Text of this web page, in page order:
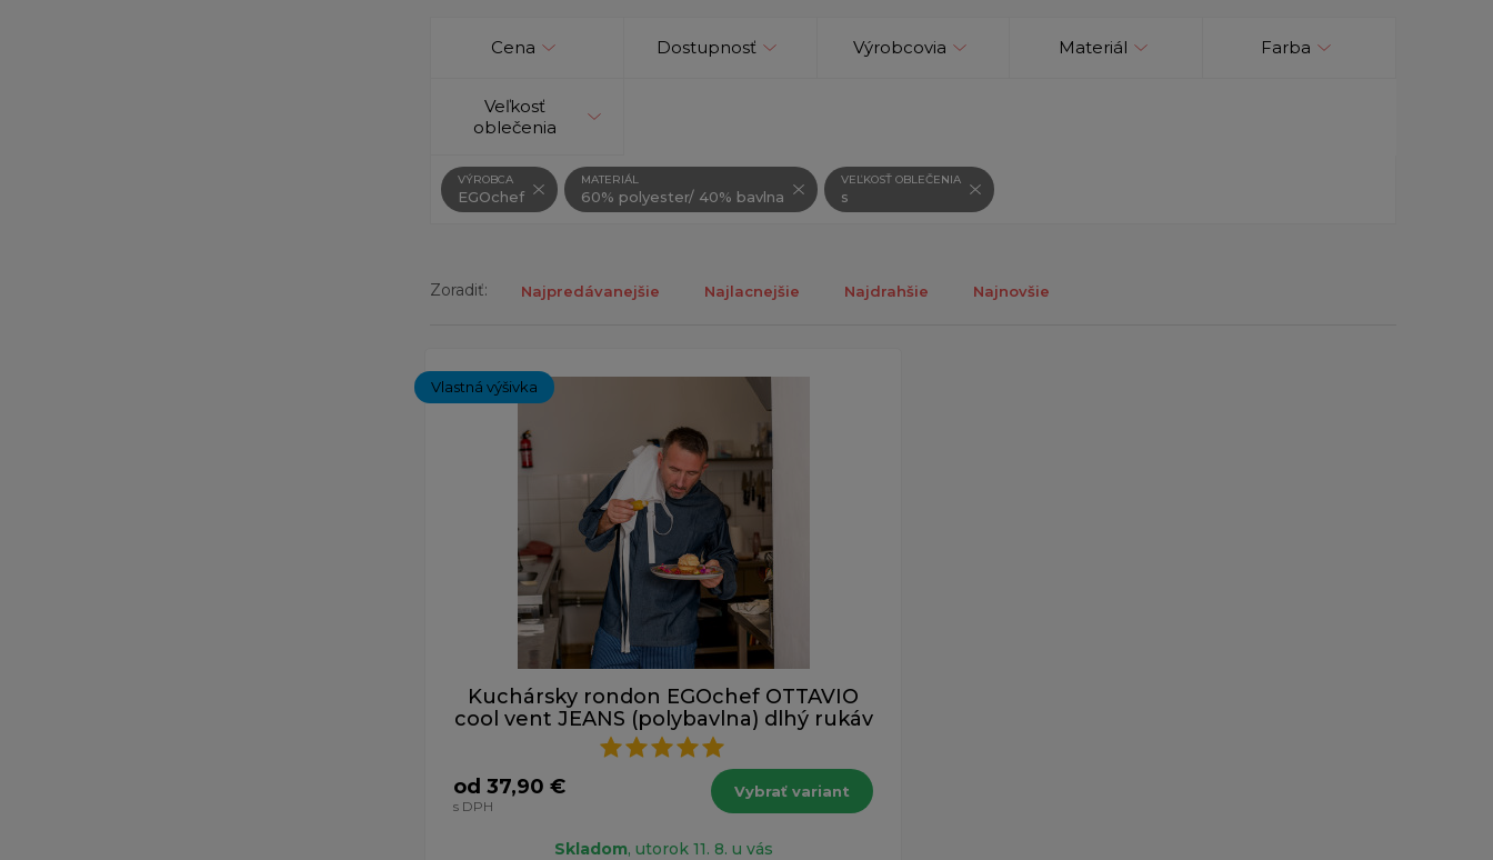
Cena Dostupnosť Výrobcovia Materiál Farba
Veľkosť
oblečenia
VÝROBCA
EGOchef
MATERIÁL
60% polyester/ 40% bavlna
VEĽKOSŤ OBLEČENIA
s
Zoradiť: Najpredávanejšie Najlacnejšie Najdrahšie Najnovšie
Vlastná výšivka
Kuchársky rondon EGOchef OTTAVIO
cool vent JEANS (polybavlna) dlhý rukáv
od 37,90 €
s DPH
Vybrať variant
Skladom, utorok 11. 8. u vás